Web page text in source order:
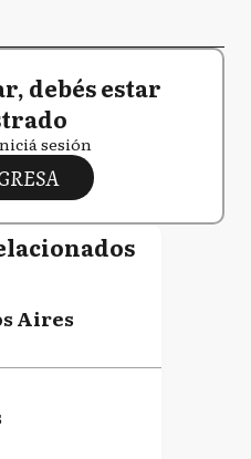
debés estar
sesión
Aires